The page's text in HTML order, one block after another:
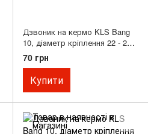
Дзвоник на кермо KLS Bang
10, діаметр кріплення 22 - 25
мм, сріблястий (polybag)
70 грн
Купити